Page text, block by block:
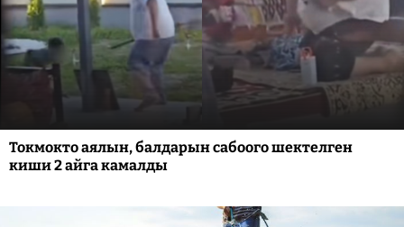
Токмокто аялын, балдарын сабоого шектелген
киши 2 айга камалды